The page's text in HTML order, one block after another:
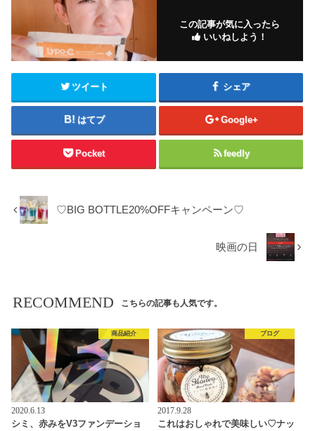
この記事が気に入ったら
いいねしよう！
ツイート シェア
はてブ Google+
Pocket feedly
♡BIG BOTTLE20%OFFキャンペーン♡
映画の日
RECOMMEND こちらの記事も人気です。
商品紹介
2020.6.13
シミ、赤みをV3ファンデーショ
ブログ
2017.9.28
これはおしゃれで美味しい♡ナッ